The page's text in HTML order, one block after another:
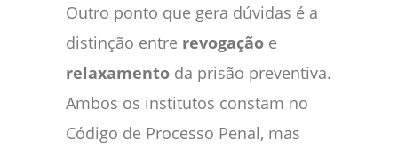
Outro ponto que gera dúvidas é a
distinção entre revogação e
relaxamento da prisão preventiva.
Ambos os institutos constam no
Código de Processo Penal, mas